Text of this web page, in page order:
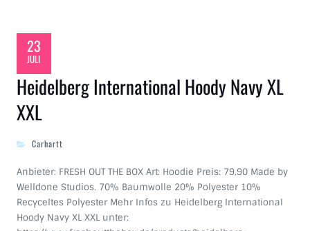
23
JULI
Heidelberg International Hoody Navy XL
XXL
Carhartt
Anbieter: FRESH OUT THE BOX Art: Hoodie Preis: 79.90 Made by
Welldone Studios. 70% Baumwolle 20% Polyester 10%
Recyceltes Polyester Mehr Infos zu Heidelberg International
Hoody Navy XL XXL unter: